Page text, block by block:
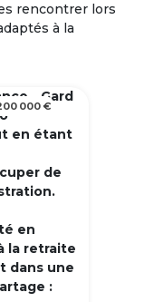
rencontrer lors
à la
- Gard
en étant
de
en
la retraite
dans une
:
000 €